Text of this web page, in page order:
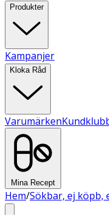
Produkter
Kampanjer
Kloka Råd
Varumärken
Mina Recept
Hem/Sökbar, ej köpb,